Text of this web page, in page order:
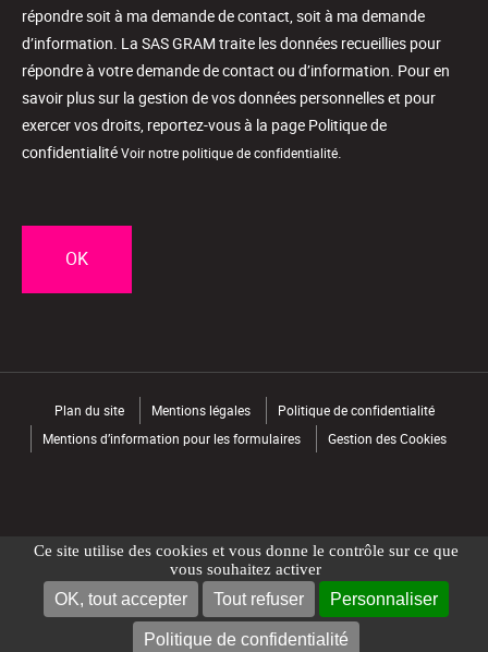
Ce site utilise des cookies et vous donne le contrôle sur ce que
vous souhaitez activer
OK, tout accepter Tout refuser Personnaliser
Politique de confidentialité
NOUS CONTACTER TROUVER UN MAGASIN
répondre soit à ma demande de contact, soit à ma demande
d’information. La SAS GRAM traite les données recueillies pour
répondre à votre demande de contact ou d’information. Pour en
savoir plus sur la gestion de vos données personnelles et pour
exercer vos droits, reportez-vous à la page Politique de
confidentialitéVoir notre politique de confidentialité.
Plan du site Mentions légales
Politique de confidentialité
Mentions d’information pour les formulaires
Gestion des Cookies